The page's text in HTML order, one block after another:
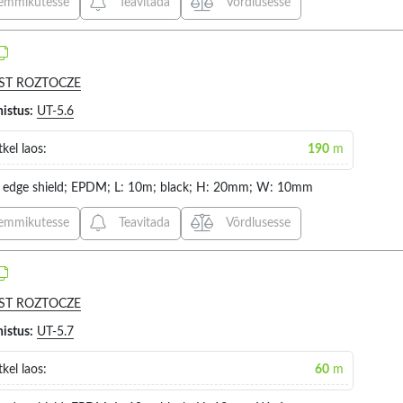
3.4MM (1)
ROZTOCZE
UT-5.6
laos: 190m
edge shield; EPDM; L: 10m; black; H: 20mm; W: 10mm
Teavitada Võrdlusesse
ROZTOCZE
UT-5.7
laos: 60m